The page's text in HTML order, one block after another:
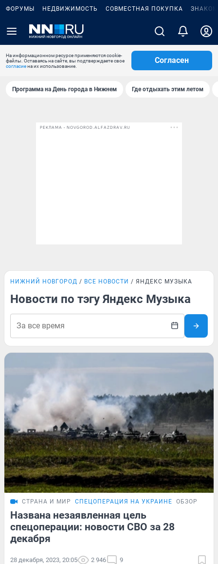
ФОРУМЫ НЕДВИЖИМОСТЬ СОВМЕСТНАЯ ПОКУПКА
На информационном ресурсе применяются cookie-
файлы. Оставаясь на сайте, вы подтверждаете свое
согласиена их использование.
Согласен
Программа на День города в Нижнем Где отдыхать этим летом
РЕКЛАМА • NOVGOROD.ALFAZDRAV.RU
НИЖНИЙ НОВГОРОД ВСЕ НОВОСТИ ЯНДЕКС МУЗЫКА
Новости по тэгу Яндекс Музыка
СТРАНА И МИР СПЕЦОПЕРАЦИЯ НА УКРАИНЕ ОБЗОР
Названа незаявленная цель
спецоперации: новости СВО за 28
декабря
28 декабря, 2023, 20:05 2 946 9